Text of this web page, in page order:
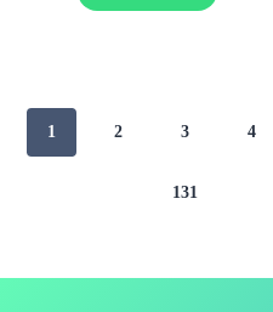
1 2 3 4
131